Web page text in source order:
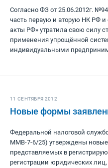
Согласно ФЗ от 25.06.2012г.
часть первую и вторую НК РФ
акты РФ» утратила свою силу
применения упрощённой
индивидуальными
11 СЕНТЯБРЯ 2012
Новые формы
Федеральной налоговой
ММВ-7-6/25) утверждены
представляемых в
регистрации юридических